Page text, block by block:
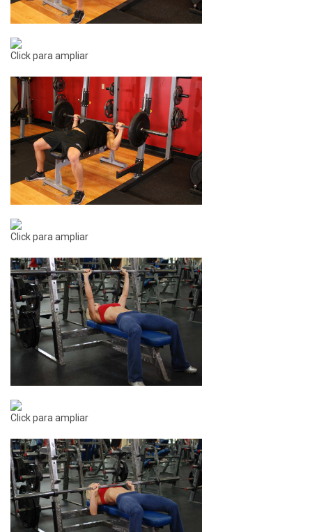
Click para ampliar
Click para ampliar
Click para ampliar